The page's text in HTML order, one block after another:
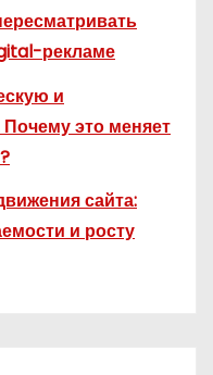
рекламе
и
это меняет
сайта:
и росту